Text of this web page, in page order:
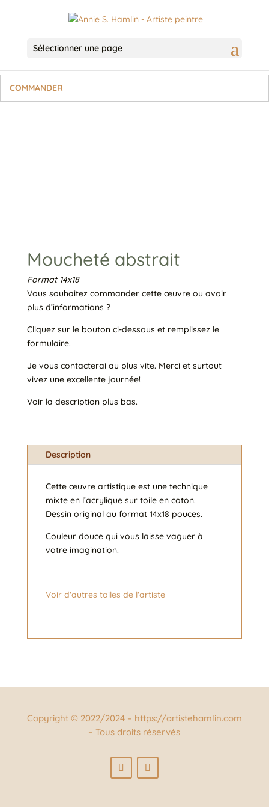
Sélectionner une page
COMMANDER
Moucheté abstrait
Format 14x18
Vous souhaitez commander cette œuvre ou avoir
plus d’informations ?
Cliquez sur le bouton ci-dessous et remplissez le
formulaire.
Je vous contacterai au plus vite. Merci et surtout
vivez une excellente journée!
Voir la description plus bas.
Description
Cette œuvre artistique est une technique
mixte en l’acrylique sur toile en coton.
Dessin original au format 14x18 pouces.
Couleur douce qui vous laisse vaguer à
votre imagination.
Voir d'autres toiles de l'artiste
Copyright © 2022/2024 – https://artistehamlin.com
– Tous droits réservés